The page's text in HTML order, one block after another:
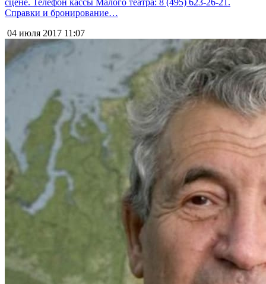
сцене. Телефон кассы Малого театра: 8 (495) 623-26-21.
Справки и бронирование…
04 июля 2017 11:07